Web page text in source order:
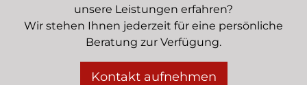
unsere Leistungen erfahren?
Wir stehen Ihnen jederzeit für eine persönliche
Beratung zur Verfügung.
Kontakt aufnehmen